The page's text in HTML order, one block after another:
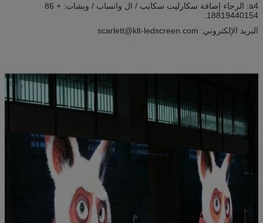
a4: الرجاء إضافة سكارليت سكايب / ال واتساب / ويشات: + 86
18819440154.
البريد الإلكتروني: scarlett@klt-ledscreen.com